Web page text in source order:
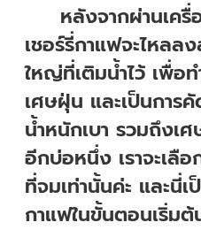
หลังจากผ่านเครื่
เชอร์รี่กาแฟจะไหลล
ใหญ่ที่เติมน้ำไว้ เพื่อ
เศษฝุ่น และเป็นการ
น้ำหนักเบา รวมถึงเ
อีกบ่อหนึ่ง เราจะเลือ
ที่จมเท่านั้นค่ะ และนี่
กาแฟในขั้นตอนเริ่มต้